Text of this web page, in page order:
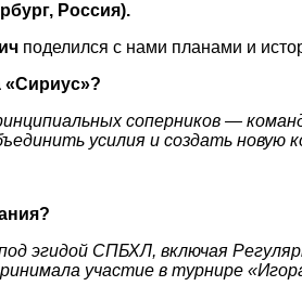
Россия).
поделился с нами планами и
«Сириус»?
соперников —
усилия и создать новую
эгидой СПБХЛ, включая
участие в турнире